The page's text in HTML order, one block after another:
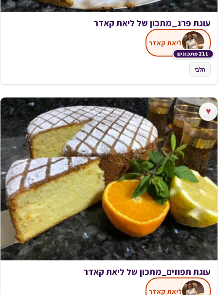
עוגת פרג_מתכון של ליאת קאדר
211 מתכונים
ליאת קאדר
חלבי
♥
עוגת תפוזים_מתכון של ליאת קאדר
ליאת קאדר